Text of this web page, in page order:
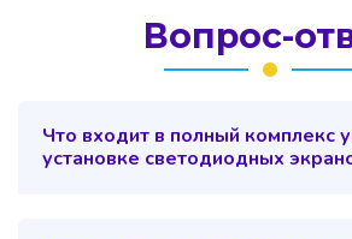
Вопрос-
Что входит в полный комплекс
установке светодиодных